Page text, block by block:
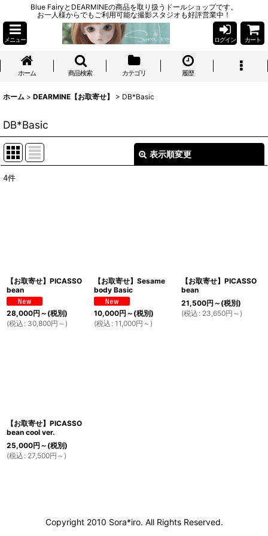
Blue FairyとDEARMINEの商品を取り扱うドールショップです。
お一人様からでもご利用可能な撮影スタジオも好評営業中！
メニュー ログイン カート
ホーム 商品検索 カテゴリ 履歴
ホーム > DEARMINE【お取寄せ】 > DB*Basic
DB*Basic
表示順変更
4件
【お取寄せ】PICASSO
bean
28,000円 ～ (税別)
(税込 : 30,800円 ～)
【お取寄せ】Sesame
body Basic
10,000円 ～ (税別)
(税込 : 11,000円 ～)
【お取寄せ】PICASSO
bean
21,500円 ～ (税別)
(税込 : 23,650円 ～)
【お取寄せ】PICASSO
bean cool ver.
25,000円 ～ (税別)
(税込 : 27,500円 ～)
Copyright 2010 Sora*iro. All Rights Reserved.